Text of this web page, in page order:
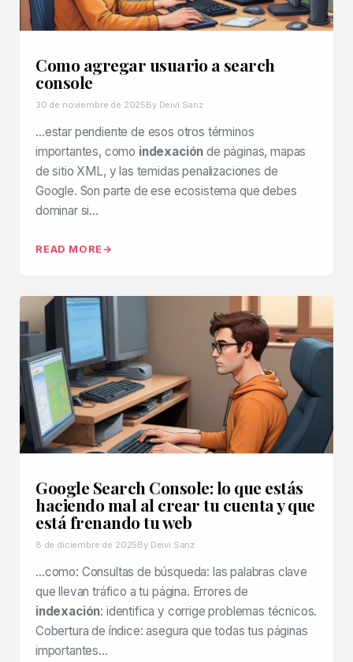
Como agregar usuario a search
console
30 de noviembre de 2025By Deivi Sanz
…estar pendiente de esos otros términos
importantes, como indexación de páginas, mapas
de sitio XML, y las temidas penalizaciones de
Google. Son parte de ese ecosistema que debes
dominar si…
READ MORE
Google Search Console: lo que estás
haciendo mal al crear tu cuenta y que
está frenando tu web
8 de diciembre de 2025By Deivi Sanz
…como: Consultas de búsqueda: las palabras clave
que llevan tráfico a tu página. Errores de
indexación: identifica y corrige problemas técnicos.
Cobertura de índice: asegura que todas tus páginas
importantes…